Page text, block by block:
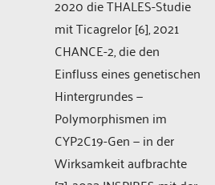
2020 die THALES-Studie
mit Ticagrelor [6], 2021
CHANCE-2, die den
Einfluss eines genetischen
Hintergrundes —
Polymorphismen im
CYP2C19-Gen — in der
Wirksamkeit aufbrachte